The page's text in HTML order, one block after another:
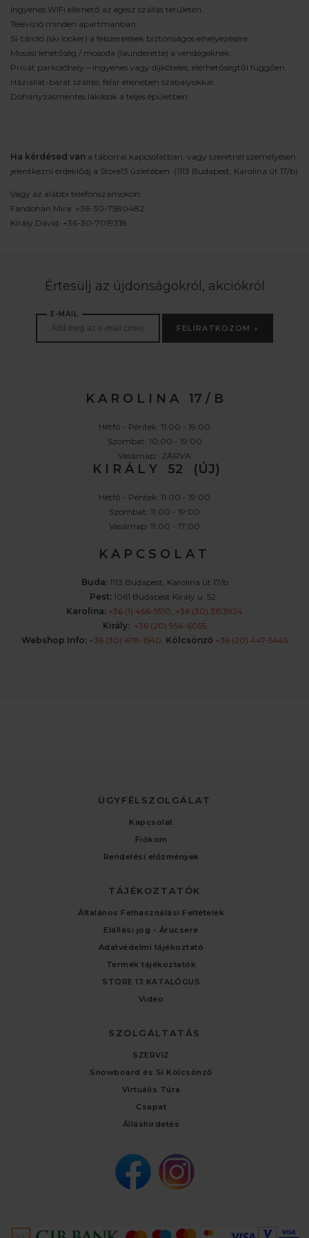
Ingyenes WiFi elérhető az egész szállás területén.
Televízió minden apartmanban.
Sí-tároló (ski locker) a felszerelések biztonságos elhelyezésére.
Mosási lehetőség / mosoda (launderette) a vendégeknek.
Privát parkolóhely – ingyenes vagy díjköteles, elérhetőségtől függően.
Háziállat-barát szállás, felár ellenében szabályokkal.
Dohányzásmentes lakások a teljes épületben.
Ha kérdésed van a táborral kapcsolatban, vagy szeretnél személyesen
jelentkezni érdeklődj a Store13 üzletében: (1113 Budapest, Karolina út 17/b)
Vagy az alábbi telefonszámokon:
Fandohan Mira: +36-30-7580482
Király Dávid: +36-30-7019318
Értesülj az újdonságokról, akciókról
E-MAIL
FELIRATKOZOM »
K A R O L I N A 17 / B
Hétfő - Péntek: 11:00 - 19:00
Szombat: 10:00 - 19:00
Vasárnap: ZÁRVA
K I R Á L Y 52 (ÚJ)
Hétfő - Péntek: 11:00 - 19:00
Szombat: 11:00 - 19:00
Vasárnap: 11:00 - 17:00
K A P C S O L A T
Buda: 1113 Budapest, Karolina út 17/b
Pest: 1061 Budapest Király u. 52.
Karolina: +36 (1) 466-5510 +36 (30) 3193924
Király: +36 (20) 954-6055
Webshop Info: +36 (30) 478-1540 Kölcsönző +36 (20) 447-5445
ÜGYFÉLSZOLGÁLAT
Kapcsolat
Fiókom
Rendelési előzmények
TÁJÉKOZTATÓK
Általános Felhasználási Feltételek
Elállási jog - Árucsere
Adatvédelmi tájékoztató
Termék tájékoztatók
STORE 13 KATALÓGUS
Video
SZOLGÁLTATÁS
SZERVIZ
Snowboard és Sí Kölcsönző
Virtuális Túra
Csapat
Álláshirdetés